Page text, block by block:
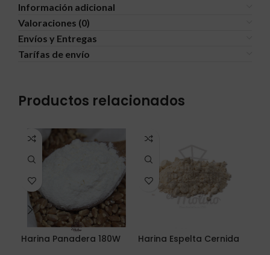
Información adicional
Valoraciones (0)
Envíos y Entregas
Tarífas de envío
Productos relacionados
Harina Panadera 180W Harina Espelta Cernida